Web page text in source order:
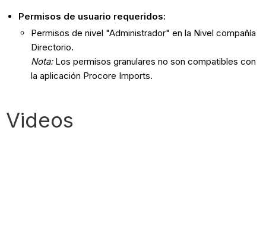
Permisos de usuario requeridos:
Permisos de nivel "Administrador" en la Nivel compañía
Directorio.
Nota:Los permisos granulares no son compatibles con
la aplicación Procore Imports.
Videos